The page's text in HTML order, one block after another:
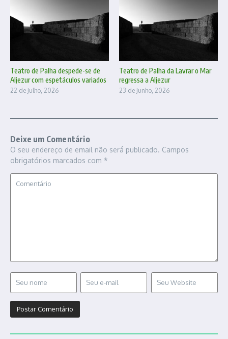
Teatro de Palha despede-se de
Aljezur com espetáculos variados
22 de Julho, 2026
Teatro de Palha da Lavrar o Mar
regressa a Aljezur
23 de Junho, 2026
Deixe um Comentário
O seu endereço de email não será publicado. Campos
obrigatórios marcados com *